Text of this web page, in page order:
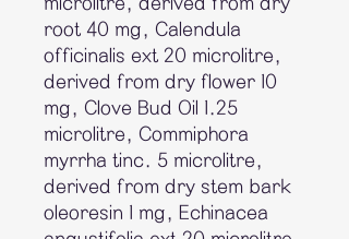
root 40 mg, Calendula
officinalis ext 20 microlitre,
derived from dry flower 10
mg, Clove Bud Oil 1.25
microlitre, Commiphora
myrrha tinc. 5 microlitre,
derived from dry stem bark
oleoresin 1 mg, Echinacea